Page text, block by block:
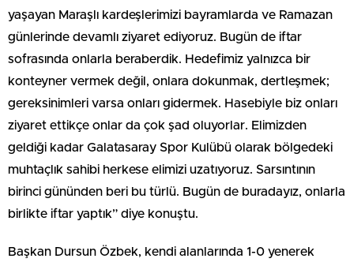
yaşayan Maraşlı kardeşlerimizi bayramlarda ve Ramazan
günlerinde devamlı ziyaret ediyoruz. Bugün de iftar
sofrasında onlarla beraberdik. Hedefimiz yalnızca bir
konteyner vermek değil, onlara dokunmak, dertleşmek;
gereksinimleri varsa onları gidermek. Hasebiyle biz onları
ziyaret ettikçe onlar da çok şad oluyorlar. Elimizden
geldiği kadar Galatasaray Spor Kulübü olarak bölgedeki
muhtaçlık sahibi herkese elimizi uzatıyoruz. Sarsıntının
birinci gününden beri bu türlü. Bugün de buradayız, onlarla
birlikte iftar yaptık” diye konuştu.
Başkan Dursun Özbek, kendi alanlarında 1-0 yenerek